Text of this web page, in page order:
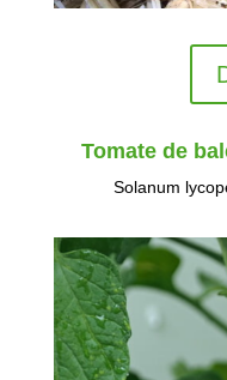
Tomate de
Solanum